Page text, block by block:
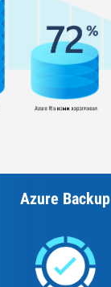
Azure Backup